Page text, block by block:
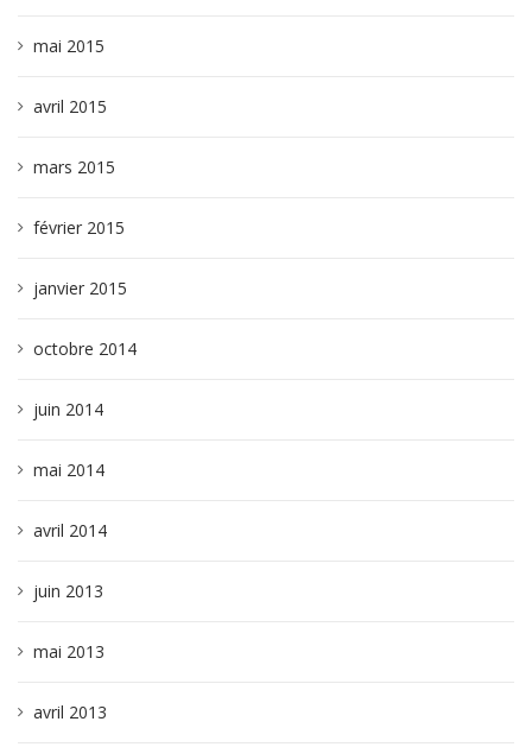
mai 2015
avril 2015
mars 2015
février 2015
janvier 2015
octobre 2014
juin 2014
mai 2014
avril 2014
juin 2013
mai 2013
avril 2013